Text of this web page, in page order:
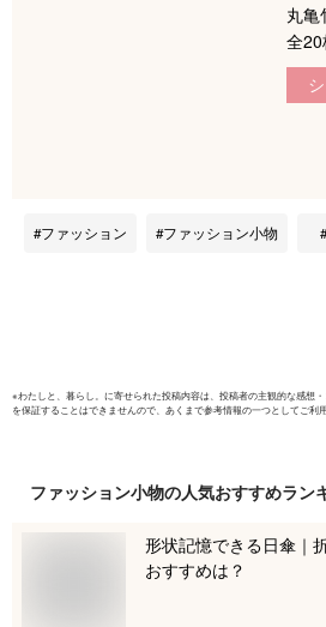
丸亀
全20
作り
丸
装
ファッション ファッション小物
※わたしと、暮らし。 に寄せられた投稿内容は、投稿者の主観的な感想
を保証することはできませんので、あくまで参考情報の一つとしてご利用
ファッション小物の人気おすすめラン
形状記憶できる日傘｜
おすすめは？